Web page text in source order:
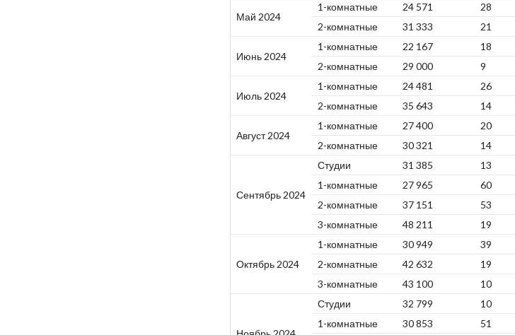
Май 2024
1-комнатные 24 571
28
2-комнатные
31 333 21
Июнь 2024
1-комнатные 22 167
18
2-комнатные
29 000 9
Июль 2024
1-комнатные 24 481
26
2-комнатные
35 643 14
Август 2024
1-комнатные 27 400
20
2-комнатные
30 321 14
Сентябрь 2024
Студии 31 385
13
1-комнатные
27 965
60
2-комнатные
37 151
53
3-комнатные
48 211 19
Октябрь 2024
1-комнатные 30 949
39
2-комнатные
42 632
19
3-комнатные
43 100 10
Студии 32 799
10
1-комнатные
30 853 51